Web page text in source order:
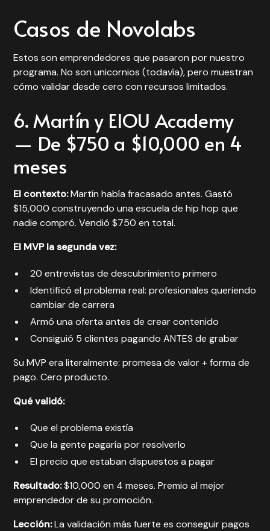
Casos de Novolabs
Estos son emprendedores que pasaron por nuestro
programa. No son unicornios (todavía), pero muestran
cómo validar desde cero con recursos limitados.
6. Martín y EIOU Academy
— De $750 a $10,000 en 4
meses
El contexto:Martín había fracasado antes. Gastó
$15,000 construyendo una escuela de hip hop que
nadie compró. Vendió $750 en total.
El MVP la segunda vez:
20 entrevistas de descubrimiento primero
Identificó el problema real: profesionales queriendo
cambiar de carrera
Armó una oferta antes de crear contenido
Consiguió 5 clientes pagando ANTES de grabar
Su MVP era literalmente: promesa de valor + forma de
pago. Cero producto.
Qué validó:
Que el problema existía
Que la gente pagaría por resolverlo
El precio que estaban dispuestos a pagar
Resultado:$10,000 en 4 meses. Premio al mejor
emprendedor de su promoción.
Lección:La validación más fuerte esconseguir pagos